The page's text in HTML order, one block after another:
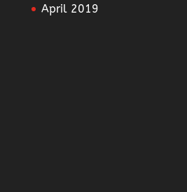
April 2019